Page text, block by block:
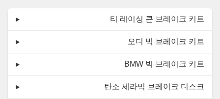
티 레이싱 큰 브레이크 키트
오디 빅 브레이크 키트
BMW 빅 브레이크 키트
탄소 세라믹 브레이크 디스크